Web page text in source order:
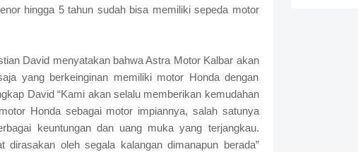
hingga 5 tahun sudah bisa memiliki sepeda motor
David menyatakan bahwa Astra Motor Kalbar akan
yang berkeinginan memiliki motor Honda dengan
David “Kami akan selalu memberikan kemudahan
Honda sebagai motor impiannya, salah satunya
keuntungan dan uang muka yang terjangkau.
oleh segala kalangan dimanapun berada”